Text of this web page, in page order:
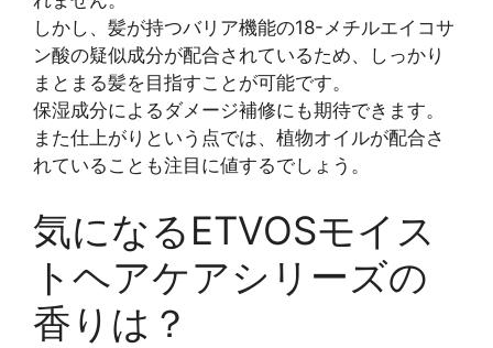
しかし、髪が持つバリア機能の18-メチルエイコサ
ン酸の疑似成分が配合されているため、しっかり
まとまる髪を目指すことが可能です。
保湿成分によるダメージ補修にも期待できます。
また仕上がりという点では、植物オイルが配合さ
れていることも注目に値するでしょう。
気になるETVOSモイス
トヘアケアシリーズの
香りは？